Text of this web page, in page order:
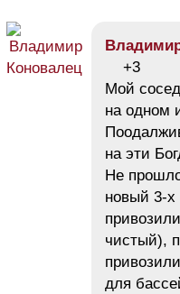
+3
Мой
на одном
на эти
Не
новый 3-
чистый),
для